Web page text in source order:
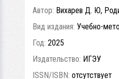
Автор: Вихарев Д. Ю,
Вид издания: Учебно-
Год: 2025
Издательство: ИГЭУ
ISSN/ISBN: отсутствует